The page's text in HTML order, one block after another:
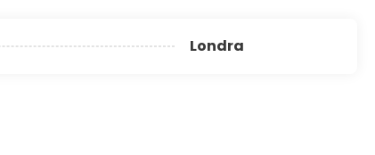
Londra